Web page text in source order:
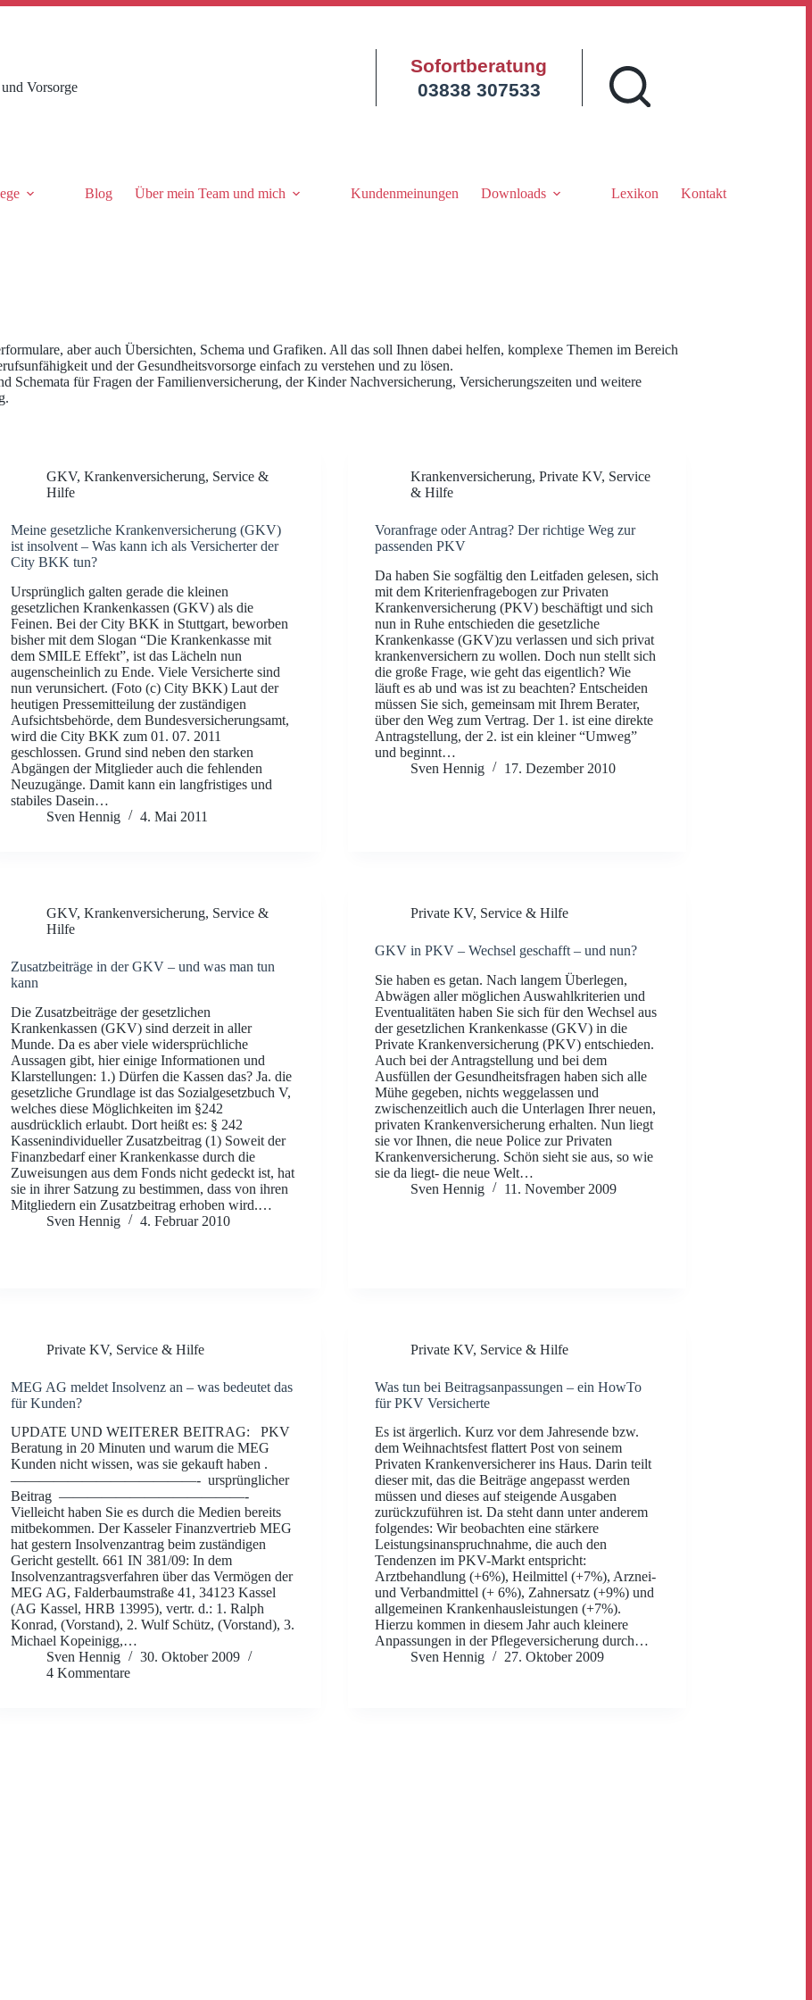
Vorsorge
Sofortberatung
03838 307533
Blog Über mein Team und mich Kundenmeinungen Downloads Lexikon Kontakt
aber auch Übersichten, Schema und Grafiken. All das soll Ihnen dabei helfen, komplexe Themen im Bereich
und der Gesundheitsvorsorge einfach zu verstehen und zu lösen.
für Fragen der Familienversicherung, der Kinder Nachversicherung, Versicherungszeiten und weitere
GKV, Krankenversicherung, Service &
Hilfe
Meine gesetzliche Krankenversicherung (GKV)
ist insolvent – Was kann ich als Versicherter der
City BKK tun?
Ursprünglich galten gerade die kleinen
gesetzlichen Krankenkassen (GKV) als die
Feinen. Bei der City BKK in Stuttgart, beworben
bisher mit dem Slogan “Die Krankenkasse mit
dem SMILE Effekt”, ist das Lächeln nun
augenscheinlich zu Ende. Viele Versicherte sind
nun verunsichert. (Foto (c) City BKK) Laut der
heutigen Pressemitteilung der zuständigen
Aufsichtsbehörde, dem Bundesversicherungsamt,
wird die City BKK zum 01. 07. 2011
geschlossen. Grund sind neben den starken
Abgängen der Mitglieder auch die fehlenden
Neuzugänge. Damit kann ein langfristiges und
stabiles Dasein…
Sven Hennig
4. Mai 2011
Krankenversicherung,Private KV, Service
& Hilfe
Voranfrage oder Antrag? Der richtige Weg zur
passenden PKV
Da haben Sie sogfältig den Leitfaden gelesen, sich
mit dem Kriterienfragebogen zur Privaten
Krankenversicherung (PKV) beschäftigt und sich
nun in Ruhe entschieden die gesetzliche
Krankenkasse (GKV)zu verlassen und sich privat
krankenversichern zu wollen. Doch nun stellt sich
die große Frage, wie geht das eigentlich? Wie
läuft es ab und was ist zu beachten? Entscheiden
müssen Sie sich, gemeinsam mit Ihrem Berater,
über den Weg zum Vertrag. Der 1. ist eine direkte
Antragstellung, der 2. ist ein kleiner “Umweg”
und beginnt…
Sven Hennig
17. Dezember 2010
GKV, Krankenversicherung, Service &
Hilfe
Zusatzbeiträge in der GKV – und was man tun
kann
Die Zusatzbeiträge der gesetzlichen
Krankenkassen (GKV) sind derzeit in aller
Munde. Da es aber viele widersprüchliche
Aussagen gibt, hier einige Informationen und
Klarstellungen: 1.) Dürfen die Kassen das? Ja. die
gesetzliche Grundlage ist das Sozialgesetzbuch V,
welches diese Möglichkeiten im §242
ausdrücklich erlaubt. Dort heißt es: § 242
Kassenindividueller Zusatzbeitrag (1) Soweit der
Finanzbedarf einer Krankenkasse durch die
Zuweisungen aus dem Fonds nicht gedeckt ist, hat
sie in ihrer Satzung zu bestimmen, dass von ihren
Mitgliedern ein Zusatzbeitrag erhoben wird.…
Sven Hennig
4. Februar 2010
Private KV, Service & Hilfe
GKV in PKV – Wechsel geschafft – und nun?
Sie haben es getan. Nach langem Überlegen,
Abwägen aller möglichen Auswahlkriterien und
Eventualitäten haben Sie sich für den Wechsel aus
der gesetzlichen Krankenkasse (GKV) in die
Private Krankenversicherung (PKV) entschieden.
Auch bei der Antragstellung und bei dem
Ausfüllen der Gesundheitsfragen haben sich alle
Mühe gegeben, nichts weggelassen und
zwischenzeitlich auch die Unterlagen Ihrer neuen,
privaten Krankenversicherung erhalten. Nun liegt
sie vor Ihnen, die neue Police zur Privaten
Krankenversicherung. Schön sieht sie aus, so wie
sie da liegt- die neue Welt…
Sven Hennig
11. November 2009
Private KV, Service & Hilfe
MEG AG meldet Insolvenz an – was bedeutet das
für Kunden?
UPDATE UND WEITERER BEITRAG: PKV
Beratung in 20 Minuten und warum die MEG
Kunden nicht wissen, was sie gekauft haben .
—————————————- ursprünglicher
Beitrag —————————————-
Vielleicht haben Sie es durch die Medien bereits
mitbekommen. Der Kasseler Finanzvertrieb MEG
hat gestern Insolvenzantrag beim zuständigen
Gericht gestellt. 661 IN 381/09: In dem
Insolvenzantragsverfahren über das Vermögen der
MEG AG, Falderbaumstraße 41, 34123 Kassel
(AG Kassel, HRB 13995), vertr. d.: 1. Ralph
Konrad, (Vorstand), 2. Wulf Schütz, (Vorstand), 3.
Michael Kopeinigg,…
Sven Hennig
30. Oktober 2009
4 Kommentare
Private KV, Service & Hilfe
Was tun bei Beitragsanpassungen – ein HowTo
für PKV Versicherte
Es ist ärgerlich. Kurz vor dem Jahresende bzw.
dem Weihnachtsfest flattert Post von seinem
Privaten Krankenversicherer ins Haus. Darin teilt
dieser mit, das die Beiträge angepasst werden
müssen und dieses auf steigende Ausgaben
zurückzuführen ist. Da steht dann unter anderem
folgendes: Wir beobachten eine stärkere
Leistungsinanspruchnahme, die auch den
Tendenzen im PKV-Markt entspricht:
Arztbehandlung (+6%), Heilmittel (+7%), Arznei-
und Verbandmittel (+ 6%), Zahnersatz (+9%) und
allgemeinen Krankenhausleistungen (+7%).
Hierzu kommen in diesem Jahr auch kleinere
Anpassungen in der Pflegeversicherung durch…
Sven Hennig
27. Oktober 2009